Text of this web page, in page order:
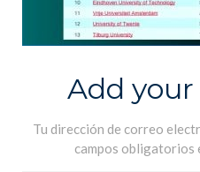
Add
Tu dirección de correo
campos obligatorios